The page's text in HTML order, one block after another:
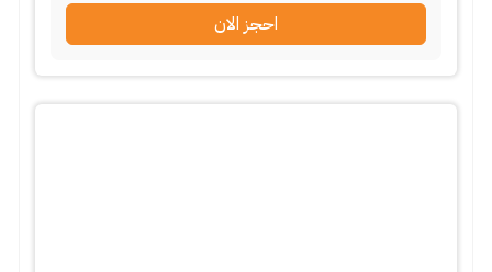
احجز الان